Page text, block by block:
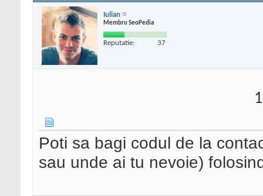
Iulian
Membru SeoPedia
Reputatie: 37
Poti sa bagi codul de la
sau unde ai tu nevoie)